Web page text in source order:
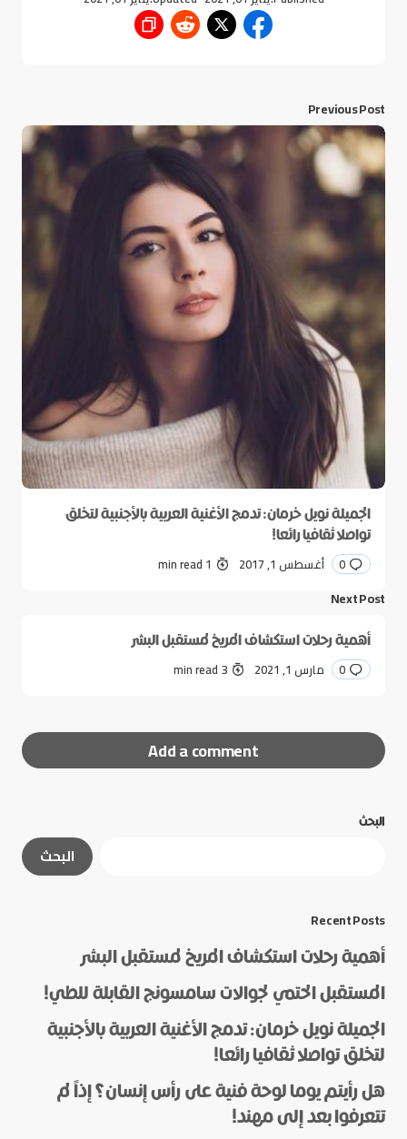
Previous Post
الجميلة نويل خرمان: تدمج الأغنية العربية بالأجنبية لتخلق
تواصلا ثقافيا رائعا!
0 أغسطس 1, 2017 1 min read
Next Post
أهمية رحلات استكشاف المريخ لمستقبل البشر
0 مارس 1, 2021 3 min read
Add a comment
الحقول الإلزامية
Name
*
البحث
البحث
Recent Posts
أهمية رحلات استكشاف المريخ لمستقبل البشر
المستقبل الحتمي لجوالات سامسونج القابلة للطي!
الجميلة نويل خرمان: تدمج الأغنية العربية بالأجنبية
لتخلق تواصلا ثقافيا رائعا!
هل رأيتم يوما لوحة فنية على رأس إنسان؟ إذاً لم
تتعرفوا بعد إلى مهند!